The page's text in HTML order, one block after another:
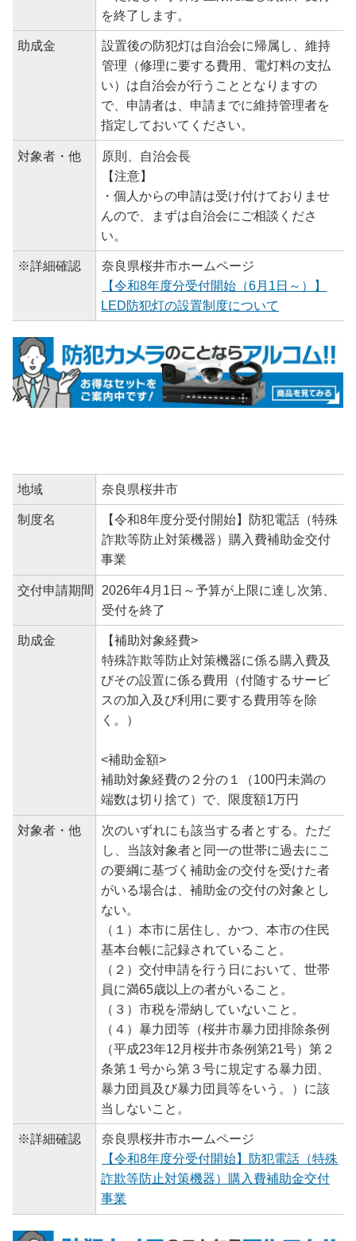
を終了します。
助成金
設置後の防犯灯は自治会に帰属し、維持
管理（修理に要する費用、電灯料の支払
い）は自治会が行うこととなりますの
で、申請者は、申請までに維持管理者を
指定しておいてください。
対象者・他
原則、自治会長
【注意】
・個人からの申請は受け付けておりませ
んので、まずは自治会にご相談くださ
い。
※詳細確認
奈良県桜井市ホームページ
【令和8年度分受付開始（6月1日～）】
LED防犯灯の設置制度について
地域 奈良県桜井市
制度名
【令和8年度分受付開始】防犯電話（特殊
詐欺等防止対策機器）購入費補助金交付
事業
交付申請期間
2026年4月1日～予算が上限に達し次第、
受付を終了
助成金
【補助対象経費>
特殊詐欺等防止対策機器に係る購入費及
びその設置に係る費用（付随するサービ
スの加入及び利用に要する費用等を除
く。）
<補助金額>
補助対象経費の２分の１（100円未満の
端数は切り捨て）で、限度額1万円
対象者・他
次のいずれにも該当する者とする。ただ
し、当該対象者と同一の世帯に過去にこ
の要綱に基づく補助金の交付を受けた者
がいる場合は、補助金の交付の対象とし
ない。
（１）本市に居住し、かつ、本市の住民
基本台帳に記録されていること。
（２）交付申請を行う日において、世帯
員に満65歳以上の者がいること。
（３）市税を滞納していないこと。
（４）暴力団等（桜井市暴力団排除条例
（平成23年12月桜井市条例第21号）第２
条第１号から第３号に規定する暴力団、
暴力団員及び暴力団員等をいう。）に該
当しないこと。
※詳細確認
奈良県桜井市ホームページ
【令和8年度分受付開始】防犯電話（特殊
詐欺等防止対策機器）購入費補助金交付
事業